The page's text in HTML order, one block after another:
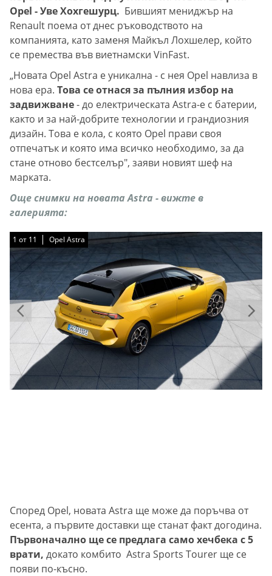
Opel - Уве Хохгешурц. Бившият мениджър на
Renault поема от днес ръководството на
компанията, като заменя Майкъл Лохшелер, който
се премества във виетнамски VinFast.
„Новата Opel Astra е уникална - с нея Opel навлиза в
нова ера. Това се отнася за пълния избор на
задвижване- до електрическата Astra-e с батерии,
както и за най-добрите технологии и грандиозния
дизайн. Това е кола, с която Opel прави своя
отпечатък и която има всичко необходимо, за да
стане отново бестселър", заяви новият шеф на
марката.
Още снимки на новата Astra - вижте в
галерията:
1 от 11 Opel Astra
1 от 11 Opel Astra
1 от 11 Opel Astra
1 от 11 Opel Astra
1 от 11 Opel Astra
1 от 11 Opel Astra
1 от 11 Opel Astra
1 от 11 Opel Astra
1 от 11 Opel Astra
1 от 11 Opel Astra
1 от 11 Opel Astra
Според Opel, новата Astra ще може да поръчва от
есента, а първите доставки ще станат факт догодина.
Първоначално ще се предлага само хечбека с 5
врати, докато комбито Astra Sports Tourer ще се
появи по-късно.